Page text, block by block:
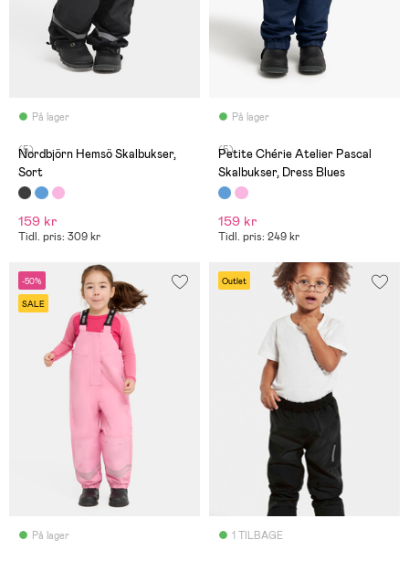
På lager
(5)
Nordbjörn Hemsö Skalbukser,
Sort
159 kr
Tidl. pris: 309 kr
På lager
(5)
Petite Chérie Atelier Pascal
Skalbukser, Dress Blues
159 kr
Tidl. pris: 249 kr
-50%
SALE
På lager
Outlet
1 TILBAGE